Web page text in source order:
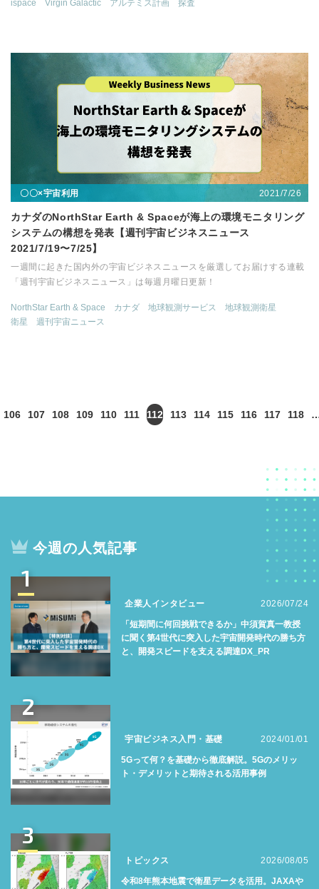
ispace Virgin Galactic アルテミス計画 探査
〇〇×宇宙利用 2021/7/26
カナダのNorthStar Earth & Spaceが海上の環境モニタリング
システムの構想を発表【週刊宇宙ビジネスニュース
2021/7/19〜7/25】
一週間に起きた国内外の宇宙ビジネスニュースを厳選してお届けする連載
「週刊宇宙ビジネスニュース」は毎週月曜日更新！
NorthStar Earth & Space カナダ 地球観測サービス
地球観測衛星
衛星
週刊宇宙ニュース
106 107 108 109 110 111 112 113 114 115 116 117 118
今週の人気記事
1
企業人インタビュー 2026/07/24
「短期間に何回挑戦できるか」中須賀真一教授
に聞く第4世代に突入した宇宙開発時代の勝ち方
と、開発スピードを支える調達DX_PR
2
宇宙ビジネス入門・基礎 2024/01/01
5Gって何？を基礎から徹底解説。5Gのメリッ
ト・デメリットと期待される活用事例
3
トピックス 2026/08/05
令和8年熊本地震で衛星データを活用。JAXAや